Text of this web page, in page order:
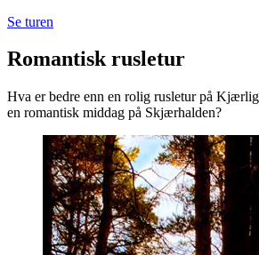
Se turen
Romantisk rusletur
Hva er bedre enn en rolig rusletur på
en romantisk middag på Skjærhalden?